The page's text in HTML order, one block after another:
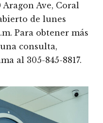
Aragon Ave, Coral
de lunes
Para obtener más
consulta,
al 305-845-8817.